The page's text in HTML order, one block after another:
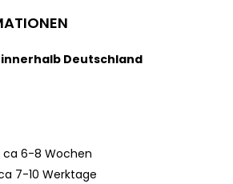
Deutschland
ca 6-8 Wochen
7-10 Werktage